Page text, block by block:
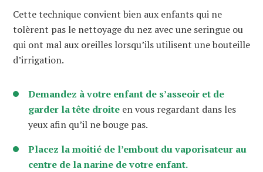
Cette technique convient bien aux enfants qui ne
tolèrent pas le nettoyage du nez avec une seringue ou
qui ont mal aux oreilles lorsqu’ils utilisent une bouteille
d’irrigation.
Demandez à votre enfant de s’asseoir et de
garder la tête droite en vous regardant dans les
yeux afin qu’il ne bouge pas.
Placez la moitié de l’embout du vaporisateur au
centre de la narine de votre enfant.